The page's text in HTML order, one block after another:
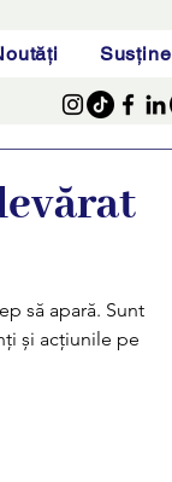
Susține
să apară. Sunt
și acțiunile pe